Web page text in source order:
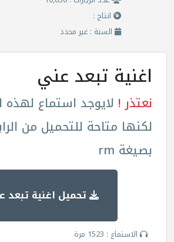
انتاج :
السنة : غير محدد
اغنية تبعد عني
نعتذر ! لايوجد استماع لهذه
لكنها متاحة للتحميل من
بصيغة rm
تحميل اغنية تبعد
الاستماع : 1523 مرة